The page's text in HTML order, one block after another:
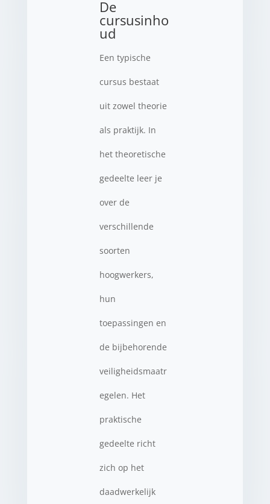
De
cursusinho
ud
Een typische
cursus bestaat
uit zowel theorie
als praktijk. In
het theoretische
gedeelte leer je
over de
verschillende
soorten
hoogwerkers,
hun
toepassingen en
de bijbehorende
veiligheidsmaatr
egelen. Het
praktische
gedeelte richt
zich op het
daadwerkelijk